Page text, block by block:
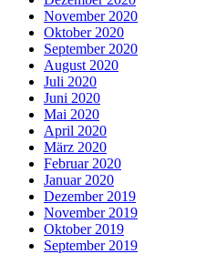
November 2020
Oktober 2020
September 2020
August 2020
Juli 2020
Juni 2020
Mai 2020
April 2020
März 2020
Februar 2020
Januar 2020
Dezember 2019
November 2019
Oktober 2019
September 2019